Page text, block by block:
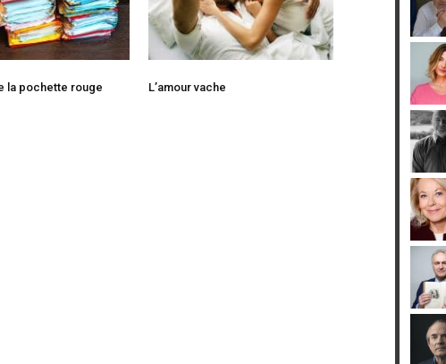
la pochette rouge L’amour vache